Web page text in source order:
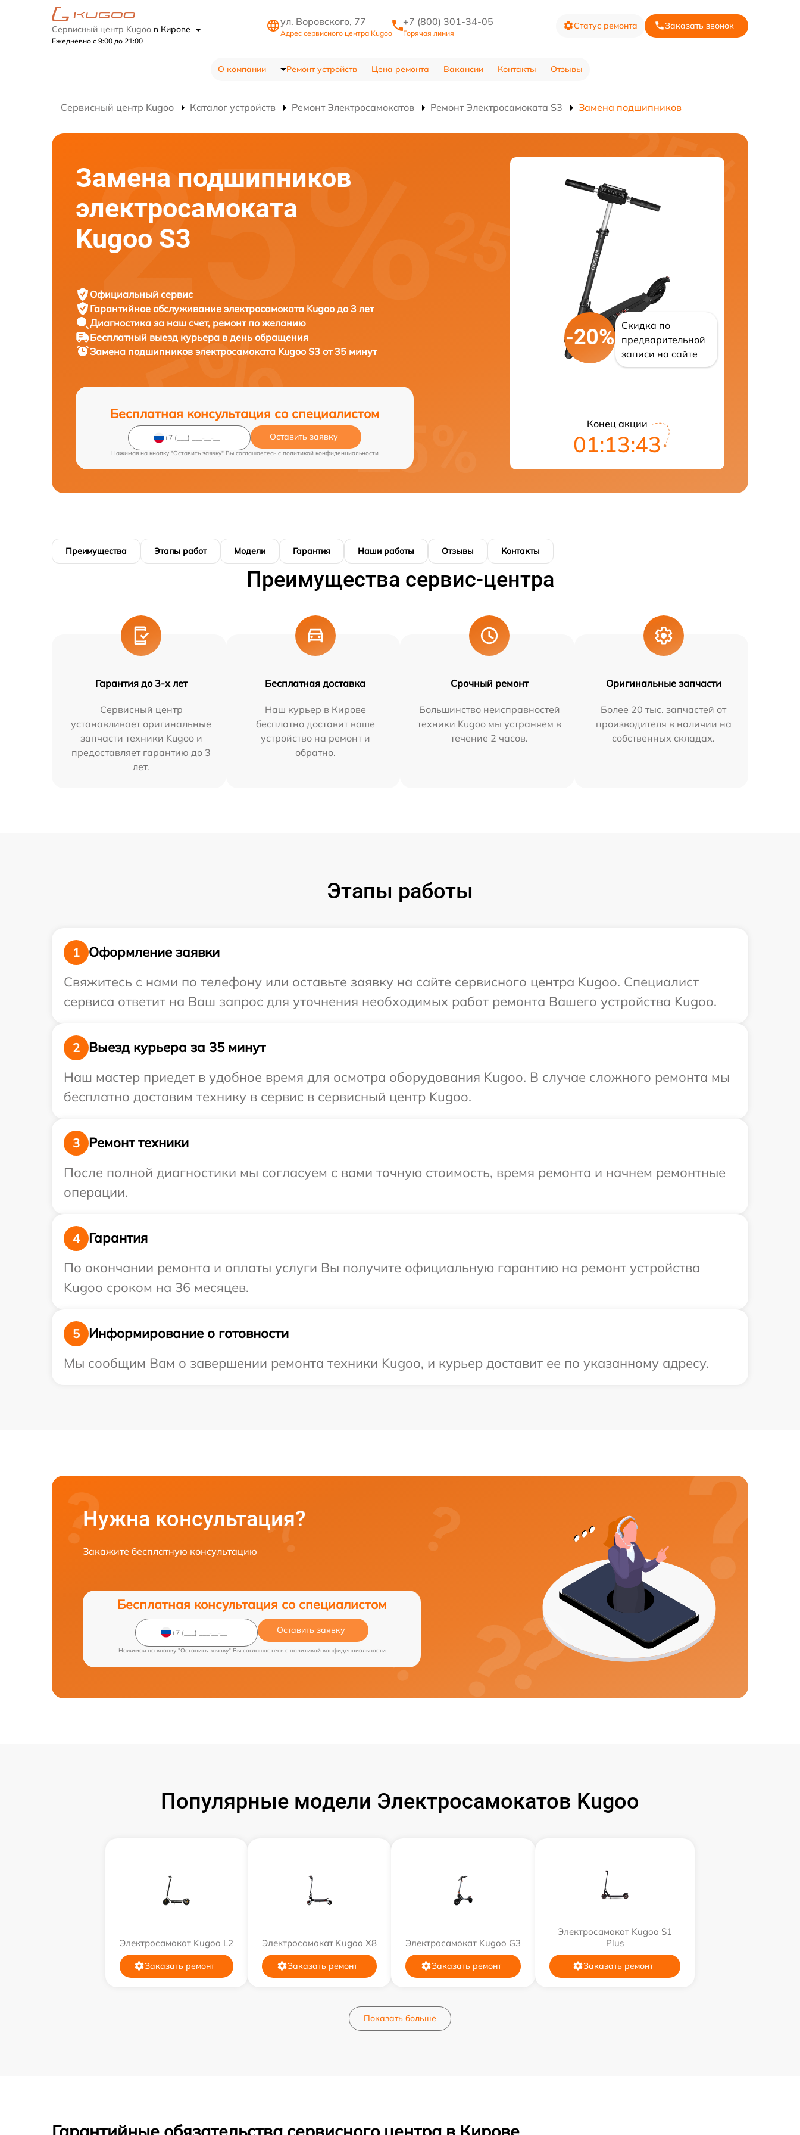
Сервисный центр Kugoo в Кирове
Ежедневно с 9:00 до 21:00
ул. Воровского, 77
Адрес сервисного центра Kugoo
+7 (800) 301-34-05
Горячая линия
Статус ремонта Заказать звонок
О компании Ремонт устройств Цена ремонта Вакансии Контакты Отзывы
Сервисный центр Kugoo Каталог устройств Ремонт Электросамокатов Ремонт Электросамоката S3 Замена подшипников
Замена подшипников
электросамоката
Kugoo S3
Официальный сервис
Гарантийное обслуживание электросамоката Kugoo до 3 лет
Диагностика за наш счет, ремонт по желанию
Бесплатный выезд курьера в день обращения
Замена подшипников электросамоката Kugoo S3 от 35 минут
Бесплатная консультация со специалистом
Оставить заявку
Нажимая на кнопку "Оставить заявку" Вы соглашаетесь c политикой конфиденциальности
-20%
Скидка по
предварительной
записи на сайте
Конец акции
01:13:42
Преимущества Этапы работ Модели Гарантия Наши работы Отзывы Контакты
Преимущества сервис-центра
Гарантия до 3-х лет
Сервисный центр
устанавливает оригинальные
запчасти техники Kugoo и
предоставляет гарантию до 3
лет.
Бесплатная доставка
Наш курьер в Кирове
бесплатно доставит ваше
устройство на ремонт и
обратно.
Срочный ремонт
Большинство неисправностей
техники Kugoo мы устраняем в
течение 2 часов.
Оригинальные запчасти
Более 20 тыс. запчастей от
производителя в наличии на
собственных складах.
Этапы работы
1
Оформление заявки
Свяжитесь с нами по телефону или оставьте заявку на сайте сервисного центра Kugoo. Специалист
сервиса ответит на Ваш запрос для уточнения необходимых работ ремонта Вашего устройства Kugoo.
2
Выезд курьера за 35 минут
Наш мастер приедет в удобное время для осмотра оборудования Kugoo. В случае сложного ремонта мы
бесплатно доставим технику в сервис в сервисный центр Kugoo.
3
Ремонт техники
После полной диагностики мы согласуем с вами точную стоимость, время ремонта и начнем ремонтные
операции.
4
Гарантия
По окончании ремонта и оплаты услуги Вы получите официальную гарантию на ремонт устройства
Kugoo сроком на 36 месяцев.
5
Информирование о готовности
Мы сообщим Вам о завершении ремонта техники Kugoo, и курьер доставит ее по указанному адресу.
Нужна консультация?
Закажите бесплатную консультацию
Бесплатная консультация со специалистом
Оставить заявку
Нажимая на кнопку "Оставить заявку" Вы соглашаетесь c политикой конфиденциальности
Популярные модели Электросамокатов Kugoo
Электросамокат Kugoo L2
Заказать ремонт
Электросамокат Kugoo X8
Заказать ремонт
Электросамокат Kugoo G3
Заказать ремонт
Электросамокат Kugoo S1
Plus
Заказать ремонт
Показать больше
Гарантийные обязательства сервисного центра в Кирове